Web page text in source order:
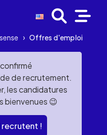
› Offres d'emploi
de recrutement.
les candidatures
bienvenues 😉
recrutent !